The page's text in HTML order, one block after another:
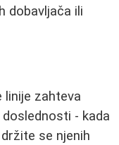
dobavljača ili
linije zahteva
- kada
se njenih